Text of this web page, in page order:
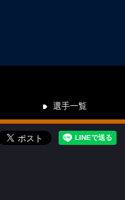
選手一覧